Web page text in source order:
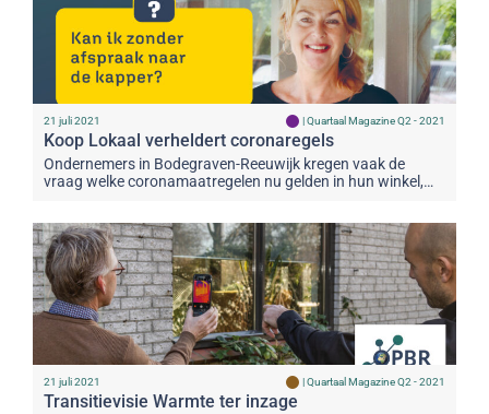
21 juli 2021 |Quartaal Magazine Q2 - 2021
Koop Lokaal verheldert coronaregels
Ondernemers in Bodegraven-Reeuwijk kregen vaak de
vraag welke coronamaatregelen nu gelden in hun winkel,…
21 juli 2021 |Quartaal Magazine Q2 - 2021
Transitievisie Warmte ter inzage